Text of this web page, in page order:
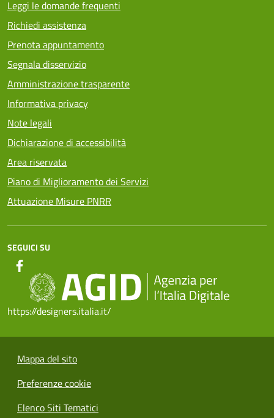
Leggi le domande frequenti
Richiedi assistenza
Prenota appuntamento
Segnala disservizio
Amministrazione trasparente
Informativa privacy
Note legali
Dichiarazione di accessibilità
Area riservata
Piano di Miglioramento dei Servizi
Attuazione Misure PNRR
SEGUICI SU
https://designers.italia.it/
Mappa del sito
Preferenze cookie
Elenco Siti Tematici